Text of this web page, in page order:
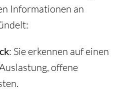
Informationen an
: Sie erkennen auf einen
offene